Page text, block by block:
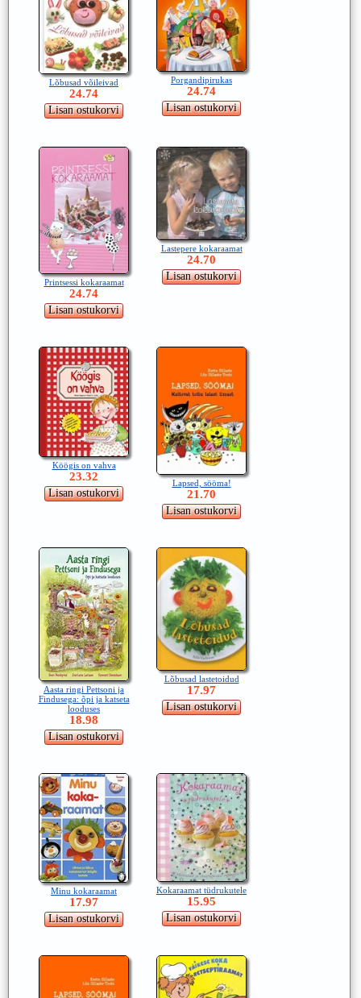
Lõbusad võileivad
24.74
Porgandipirukas
24.74
Printsessi kokaraamat
24.74
Lastepere kokaraamat
24.70
Köögis on vahva
23.32 Lapsed, sööma!
21.70
Aasta ringi Pettsoni ja
Findusega: õpi ja katseta
looduses
18.98
Lõbusad lastetoidud
17.97
Minu kokaraamat
17.97
Kokaraamat tüdrukutele
15.95